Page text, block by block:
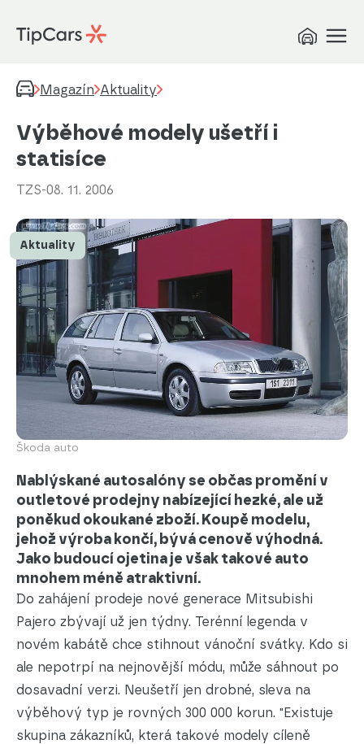
Magazín Aktuality
Výběhové modely ušetří i
statisíce
TZS-08. 11. 2006
Škoda auto
Aktuality
Nablýskané autosalóny se občas promění v
outletové prodejny nabízející hezké, ale už
poněkud okoukané zboží. Koupě modelu,
jehož výroba končí, bývá cenově výhodná.
Jako budoucí ojetina je však takové auto
mnohem méně atraktivní.
Do zahájení prodeje nové generace Mitsubishi
Pajero zbývají už jen týdny. Terénní legenda v
novém kabátě chce stihnout vánoční svátky. Kdo si
ale nepotrpí na nejnovější módu, může sáhnout po
dosavadní verzi. Neušetří jen drobné, sleva na
výběhový typ je rovných 300 000 korun. "Existuje
skupina zákazníků, která takové modely cíleně